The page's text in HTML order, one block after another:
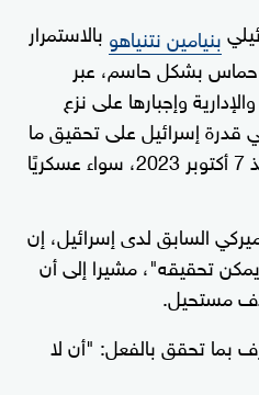
بنيامين نتنياهو بالاستمرار
حماس بشكل حاسم، عبر
وإجبارها على نزع
قدرة إسرائيل على تحقيق ما
فشلت فيه خلال 22 شهرا منذ 7 أكتوبر 2023، سواء عسكريًا
السابق لدى إسرائيل، إن
تحقيقه"، مشيرا إلى أن
مستحيل.
بما تحقق بالفعل: "أن لا